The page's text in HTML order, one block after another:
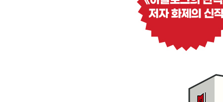
그만두고 나의 일을 시작하다│세상의 99퍼센트,